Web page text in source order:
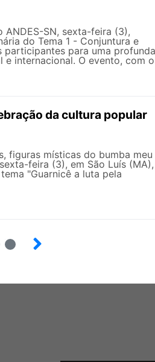
ANDES-SN, sexta-feira (3),
do Tema 1 - Conjuntura e
participantes para uma profunda
internacional. O evento, com
da cultura popular
figuras místicas do bumba meu
feira (3), em São Luís
"Guarnicê a luta pela